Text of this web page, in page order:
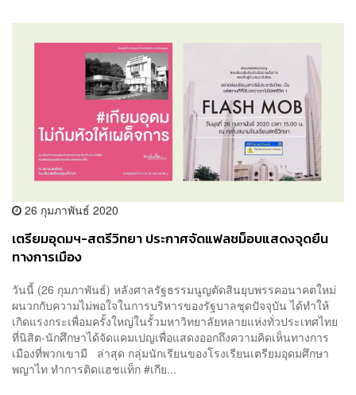
26 กุมภาพันธ์ 2020
เตรียมอุดมฯ-สตรีวิทยา ประกาศจัดแฟลชม็อบแสดงจุดยืน
ทางการเมือง
วันนี้ (26 กุมภาพันธ์) หลังศาลรัฐธรรมนูญตัดสินยุบพรรคอนาคตใหม่
ผนวกกับความไม่พอใจในการบริหารของรัฐบาลชุดปัจจุบัน ได้ทำให้
เกิดแรงกระเพื่อมครั้งใหญ่ในรั้วมหาวิทยาลัยหลายแห่งทั่วประเทศไทย
ที่นิสิต-นักศึกษาได้จัดแคมเปญเพื่อแสดงออกถึงความคิดเห็นทางการ
เมืองที่พวกเขามี ล่าสุด กลุ่มนักเรียนของโรงเรียนเตรียมอุดมศึกษา
พญาไท ทำการติดแฮชแท็ก #เกีย...